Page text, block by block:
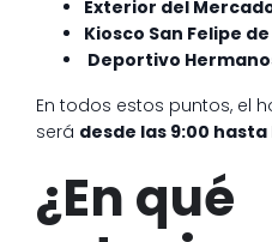
Exterior del
Kiosco San Felipe
Deportivo
En todos estos puntos, el
será desde las 9:00
¿En qué